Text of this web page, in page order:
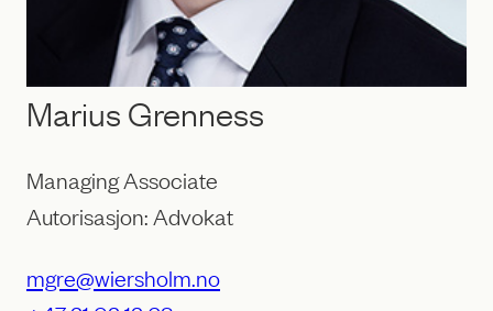
Marius Grenness
Managing Associate
Autorisasjon: Advokat
mgre@wiersholm.no